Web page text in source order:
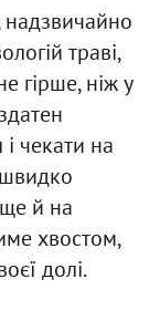
надзвичайно
траві,
гірше, ніж у
чекати на
й на
хвостом,
долі.